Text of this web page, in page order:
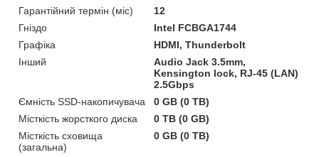
Гарантійний термін (міс)
12
Гніздо
Intel FCBGA1744
Графіка
HDMI, Thunderbolt
Інший
Audio Jack 3.5mm,
Kensington lock, RJ-45 (LAN)
2.5Gbps
Ємність SSD-накопичувача
0 GB (0 TB)
Місткість жорсткого диска
0 TB (0 GB)
Місткість сховища
(загальна)
0 GB (0 TB)